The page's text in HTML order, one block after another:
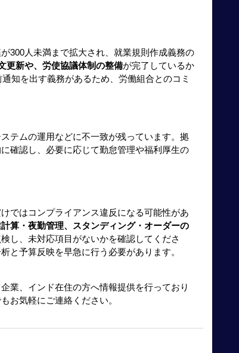
300人未満まで拡大され、就業規則作成義務の
更新や、労使協議体制の整備が完了しているか
知を出す義務があるため、労働組合とのコミ
テムの運用などに不一致が残っています。拠
確認し、必要に応じて勤怠管理や福利厚生の
ではコンプライアンス違反になる可能性があ
算・夜勤管理、スタンディング・オーダーの
し、未対応項目がないかを確認してくださ
と予算反映を早急に行う必要があります。
業、インド在住の方へ情報提供を行っており
お気軽にご連絡ください。